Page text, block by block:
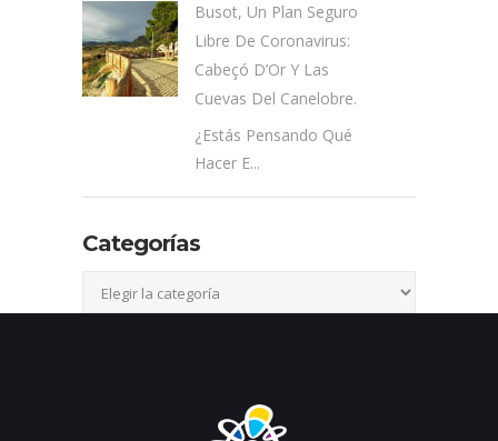
Busot, Un Plan Seguro
Libre De Coronavirus:
Cabeçó D’Or Y Las
Cuevas Del Canelobre.
¿Estás Pensando Qué
Hacer E...
Categorías
Categorías